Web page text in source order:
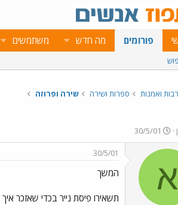
פורומים מה חדש משתמשים
ואמנות ספרות ושירה שירה ופרוזה
פ
ו
ר
ם
ב
30/5/01
א
30/5/01
המשך
תשאירו פיסת נייר בכדי שאזכר